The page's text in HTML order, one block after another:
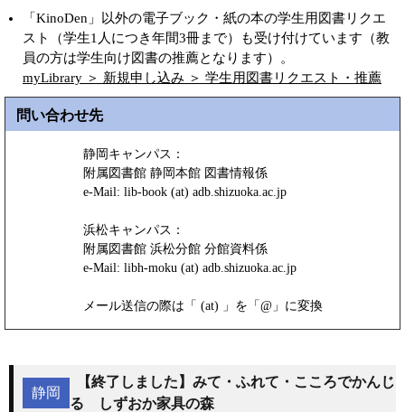
「KinoDen」以外の電子ブック・紙の本の学生用図書リクエ
スト（学生1人につき年間3冊まで）も受け付けています（教
員の方は学生向け図書の推薦となります）。
myLibrary ＞ 新規申し込み ＞ 学生用図書リクエスト・推薦
問い合わせ先
静岡キャンパス：
附属図書館 静岡本館 図書情報係
e-Mail: lib-book (at) adb.shizuoka.ac.jp
浜松キャンパス：
附属図書館 浜松分館 分館資料係
e-Mail: libh-moku (at) adb.shizuoka.ac.jp
メール送信の際は「 (at) 」を「@」に変換
静岡
【終了しました】みて・ふれて・こころでかんじ
る しずおか家具の森